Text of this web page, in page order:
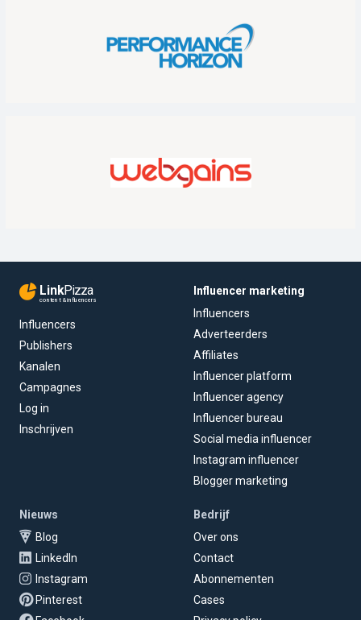
LinkPizza
content & influencers
Influencers
Publishers
Kanalen
Campagnes
Log in
Inschrijven
Influencer marketing
Influencers
Adverteerders
Affiliates
Influencer platform
Influencer agency
Influencer bureau
Social media influencer
Instagram influencer
Blogger marketing
Nieuws
Blog
LinkedIn
Instagram
Pinterest
Bedrijf
Over ons
Contact
Abonnementen
Cases